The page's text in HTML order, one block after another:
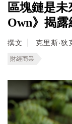
區塊鏈是
Own》揭
撰文 克里斯‧狄
財經商業